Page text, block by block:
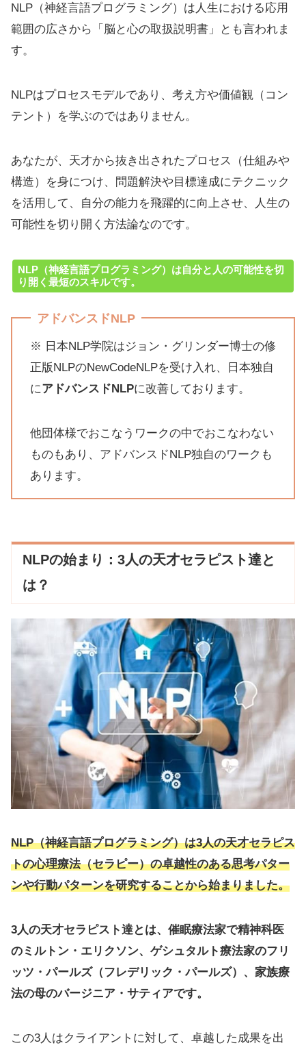
NLP（神経言語プログラミング）は人生における応用
範囲の広さから「脳と心の取扱説明書」とも言われま
す。
NLPはプロセスモデルであり、考え方や価値観（コン
テント）を学ぶのではありません。
あなたが、天才から抜き出されたプロセス（仕組みや
構造）を身につけ、問題解決や目標達成にテクニック
を活用して、自分の能力を飛躍的に向上させ、人生の
可能性を切り開く方法論なのです。
NLP（神経言語プログラミング）は自分と人の可能性を切
り開く最短のスキルです。
アドバンスドNLP
※ 日本NLP学院はジョン・グリンダー博士の修
正版NLPのNewCodeNLPを受け入れ、日本独自
にアドバンスドNLPに改善しております。
他団体様でおこなうワークの中でおこなわない
ものもあり、アドバンスドNLP独自のワークも
あります。
NLPの始まり：3人の天才セラピスト達と
は？
NLP（神経言語プログラミング）は3人の天才セラピス
トの心理療法（セラピー）の卓越性のある思考パター
ンや行動パターンを研究することから始まりました。
3人の天才セラピスト達とは、催眠療法家で精神科医
のミルトン・エリクソン、ゲシュタルト療法家のフリ
ッツ・パールズ（フレデリック・パールズ）、家族療
法の母のバージニア・サティアです。
この3人はクライアントに対して、卓越した成果を出